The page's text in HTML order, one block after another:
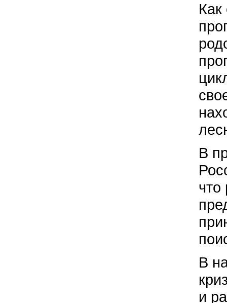
В
что
В
и